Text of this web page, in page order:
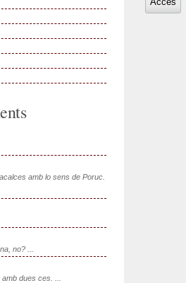
amb lo sens de Poruc.
no? ...
dues ces. ...